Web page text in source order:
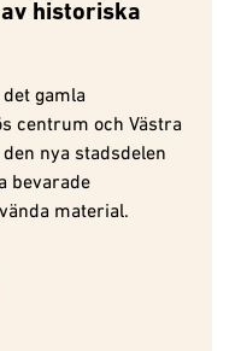
historiska
gamla
centrum och Västra
nya stadsdelen
bevarade
material.
historiska varvshallar: